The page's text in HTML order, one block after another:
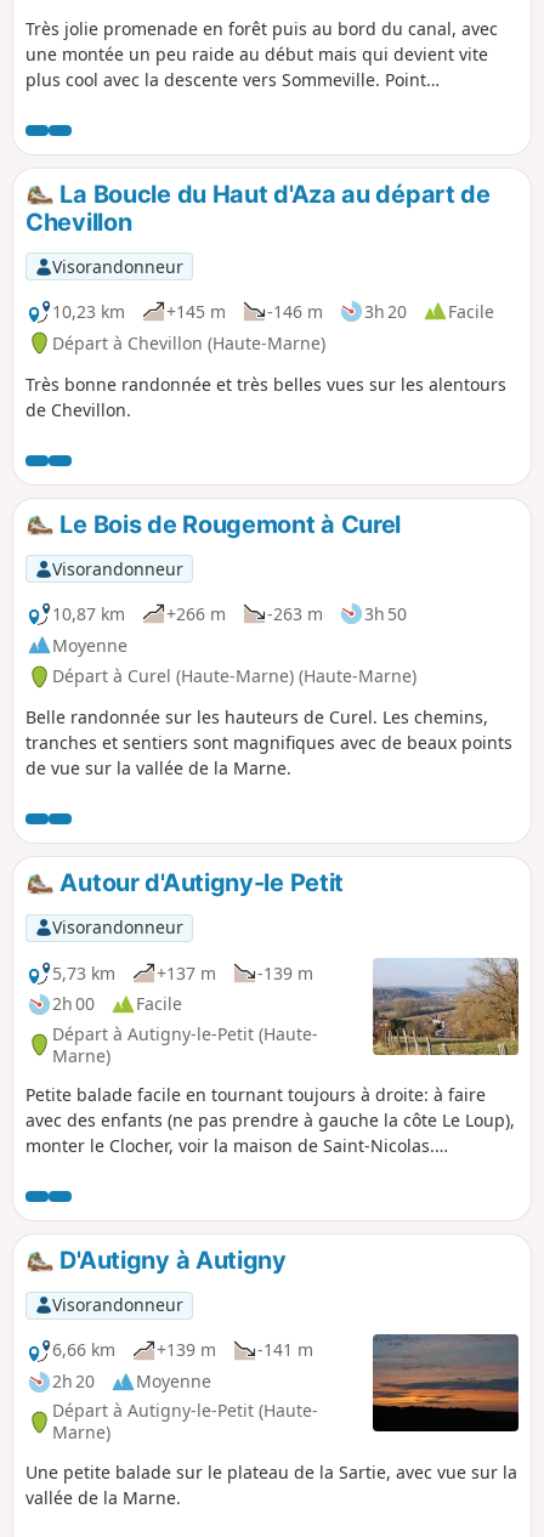
Très jolie promenade en forêt puis au bord du canal, avec
une montée un peu raide au début mais qui devient vite
plus cool avec la descente vers Sommeville. Point
de la rivière sur une passerelle métallique.
La Boucle du Haut d'Aza au départ de
Chevillon
Visorandonneur
10,23 km
+145 m -146 m 3h 20
Facile
Départ à Chevillon (Haute-Marne)
Très bonne randonnée et très belles vues sur les alentours
de Chevillon.
Le Bois de Rougemont à Curel
Visorandonneur
10,87 km
+266 m -263 m
3h 50
Moyenne
Départ à Curel (Haute-Marne) (Haute-Marne)
Belle randonnée sur les hauteurs de Curel. Les chemins,
tranches et sentiers sont magnifiques avec de beaux points
de vue sur la vallée de la Marne.
Autour d'Autigny-le Petit
Visorandonneur
5,73 km
+137 m
-139 m
2h 00
Facile
Départ à Autigny-le-Petit (Haute-
Marne)
Petite balade facile en tournant toujours à droite: à faire
avec des enfants (ne pas prendre à gauche la côte Le Loup),
monter le Clocher, voir la maison de Saint-Nicolas.
D'Autigny à Autigny
Visorandonneur
6,66 km
+139 m
-141 m
2h 20
Moyenne
Départ à Autigny-le-Petit (Haute-
Marne)
Une petite balade sur le plateau de la Sartie, avec vue sur la
vallée de la Marne.